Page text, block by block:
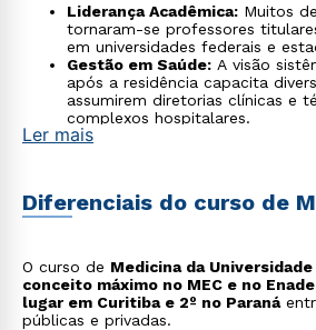
Liderança Acadêmica: Muitos
tornaram-se professores
em universidades federais e
Gestão em Saúde: A visão
após a residência capacita
assumirem diretorias clínicas e
complexos hospitalares.
Subespecialização
Ler mais
Diferenciais do curso de
O curso de Medicina da
conceito máximo no MEC e no Enade
lugar em Curitiba e 2º no Paraná
públicas e privadas.